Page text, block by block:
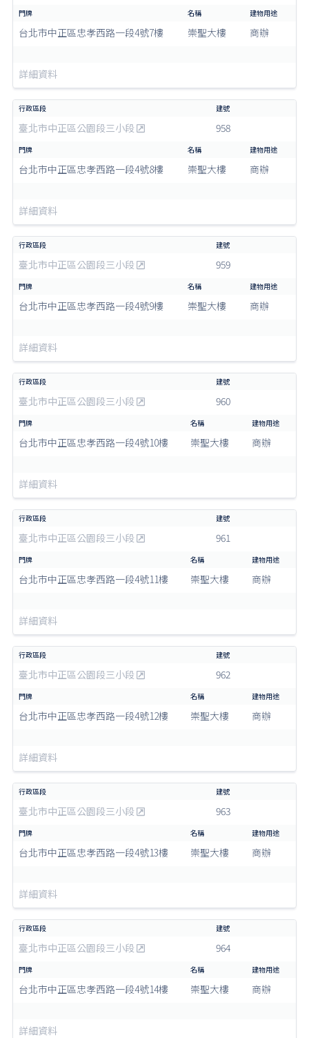
台北市中正區忠孝西路一段4號7樓 崇聖大樓 商辦
詳細資料
臺北市中正區公園段三小段 958
台北市中正區忠孝西路一段4號8樓 崇聖大樓 商辦
詳細資料
臺北市中正區公園段三小段 959
台北市中正區忠孝西路一段4號9樓 崇聖大樓 商辦
詳細資料
臺北市中正區公園段三小段 960
台北市中正區忠孝西路一段4號10樓 崇聖大樓 商辦
詳細資料
臺北市中正區公園段三小段 961
台北市中正區忠孝西路一段4號11樓 崇聖大樓 商辦
詳細資料
臺北市中正區公園段三小段 962
台北市中正區忠孝西路一段4號12樓 崇聖大樓 商辦
詳細資料
臺北市中正區公園段三小段 963
台北市中正區忠孝西路一段4號13樓 崇聖大樓 商辦
詳細資料
臺北市中正區公園段三小段 964
台北市中正區忠孝西路一段4號14樓 崇聖大樓 商辦
詳細資料